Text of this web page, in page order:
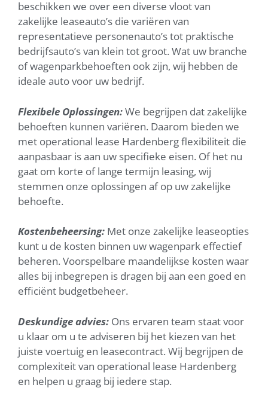
beschikken we over een diverse vloot van
zakelijke leaseauto’s die variëren van
representatieve personenauto’s tot praktische
bedrijfsauto’s van klein tot groot. Wat uw branche
of wagenparkbehoeften ook zijn, wij hebben de
ideale auto voor uw bedrijf.
Flexibele Oplossingen:We begrijpen dat zakelijke
behoeften kunnen variëren. Daarom bieden we
met operational lease Hardenberg flexibiliteit die
aanpasbaar is aan uw specifieke eisen. Of het nu
gaat om korte of lange termijn leasing, wij
stemmen onze oplossingen af op uw zakelijke
behoefte.
Kostenbeheersing: Met onze zakelijke leaseopties
kunt u de kosten binnen uw wagenpark effectief
beheren. Voorspelbare maandelijkse kosten waar
alles bij inbegrepen is dragen bij aan een goed en
efficiënt budgetbeheer.
Deskundige advies: Ons ervaren team staat voor
u klaar om u te adviseren bij het kiezen van het
juiste voertuig en leasecontract. Wij begrijpen de
complexiteit van operational lease Hardenberg
en helpen u graag bij iedere stap.